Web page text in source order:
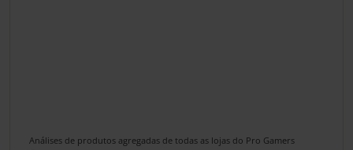
Análises de produtos agregadas de todas as lojas do Pro Gamers